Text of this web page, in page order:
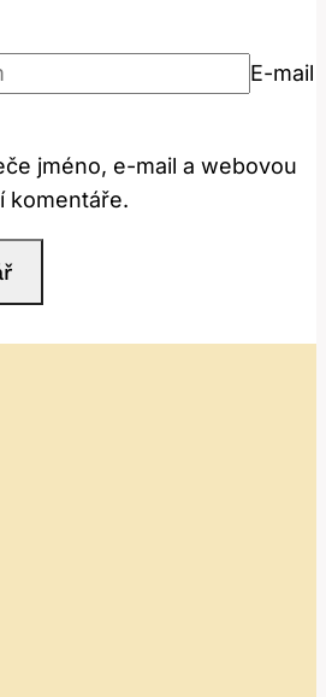
E-mail
jméno, e-mail a webovou
komentáře.